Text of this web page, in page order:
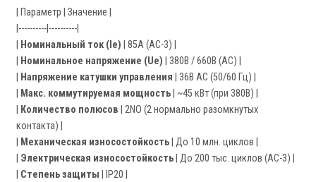
| Параметр | Значение |
|----------|----------|
Номинальный ток (Ie) | 85А (AC-3) |
Номинальное напряжение (Ue) | 380В / 660В (AC) |
Напряжение катушки управления | 36В AC (50/60 Гц) |
Макс. коммутируемая мощность | ~45 кВт (при 380В) |
Количество полюсов | 2NO (2 нормально разомкнутых
контакта) |
Механическая износостойкость | До 10 млн. циклов |
Электрическая износостойкость | До 200 тыс. циклов (AC-3) |
Степень защиты | IP20 |